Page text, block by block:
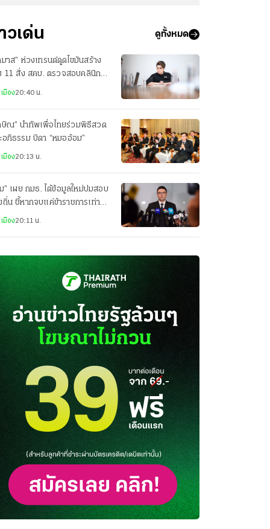
วเด่น ดูทั้งหมด
มาส” ห่วงเทรนด์ดูดไขมันสร้าง
11 สั่ง สคบ. ตรวจสอบคลินิก
ความงาม
มือง20:40 น.
ษิณ” นำทัพเพื่อไทยร่วมพิธีสวด
อภิธรรม บิดา “หมออ้อม”
มือง20:13 น.
ม” เผย กมธ. ได้ข้อมูลใหม่ปมสอบ
ถิ่น ชี้หากจบแค่ข้าราชการเท่ากับ
อนการเมือง”
มือง20:11 น.